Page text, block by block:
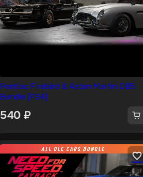
Pontiac Firebird & Aston Martin DB5
Bundle [PS4]
540 ₽